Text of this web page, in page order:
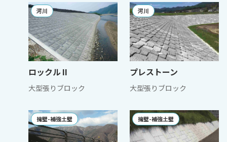
ロックルⅡ
河川
大型張りブロック
プレストーン
河川
大型張りブロック
擁壁-補強土壁 擁壁-補強土壁